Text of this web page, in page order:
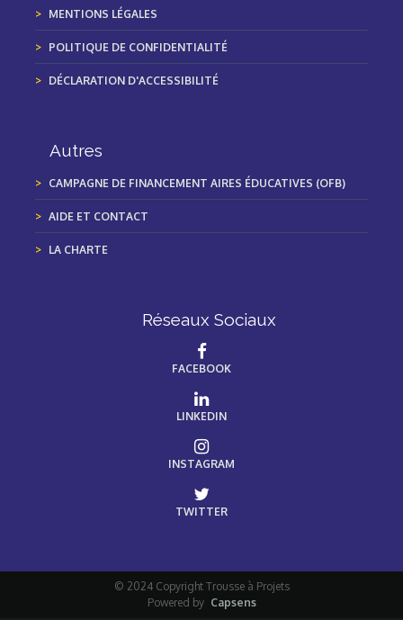
MENTIONS LÉGALES
POLITIQUE DE CONFIDENTIALITÉ
DÉCLARATION D'ACCESSIBILITÉ
Autres
CAMPAGNE DE FINANCEMENT AIRES ÉDUCATIVES (OFB)
AIDE ET CONTACT
LA CHARTE
Réseaux Sociaux
FACEBOOK
LINKEDIN
INSTAGRAM
TWITTER
© 2024 Copyright Trousse à Projets
Powered by Capsens